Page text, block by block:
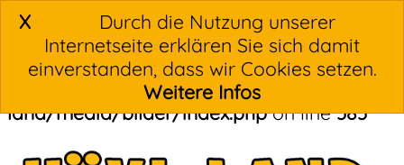
Warning: Undefined variable
$pagingOutput in
/homepages/38/d32624054/htdocs/hoevi-
land/media/bilder/index.phpon line383
X
Durch die Nutzung unserer
Internetseite erklären Sie sich damit
einverstanden, dass wir Cookies setzen.
Weitere Infos